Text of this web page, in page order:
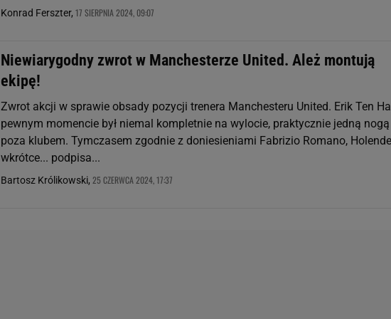
Konrad Ferszter, 17 SIERPNIA 2024, 09:07
Niewiarygodny zwrot w Manchesterze United. Ależ montują
ekipę!
Zwrot akcji w sprawie obsady pozycji trenera Manchesteru United. Erik Ten
pewnym momencie był niemal kompletnie na wylocie, praktycznie jedną nogą
poza klubem. Tymczasem zgodnie z doniesieniami Fabrizio Romano,
wkrótce... podpisa...
Bartosz Królikowski, 25 CZERWCA 2024, 17:37